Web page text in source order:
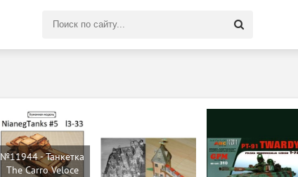
№11944 - Танкетка
The Carro Veloce